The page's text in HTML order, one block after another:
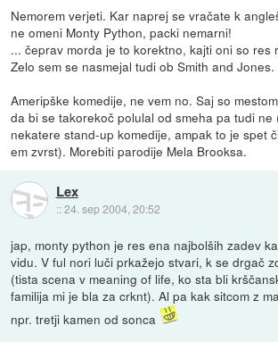
Nemorem verjeti. Kar naprej se vračate k
ne omeni Monty Python, packi nemarni!
... čeprav morda je to korektno, kajti oni so res
Zelo sem se nasmejal tudi ob Smith and Jones.
Ameripške komedije, ne vem no. Saj so
da bi se takorekoč polulal od smeha pa tudi ne
nekatere stand-up komedije, ampak to je spet
em zvrst). Morebiti parodije Mela Brooksa.
Lex
::24. sep 2004, 20:52
jap, monty python je res ena najbolših zadev
vidu. V ful nori luči prkažejo stvari, k se drgač
(tista scena v meaning of life, ko sta bli
familija mi je bla za crknt). Al pa kak sitcom z
npr. tretji kamen od sonca